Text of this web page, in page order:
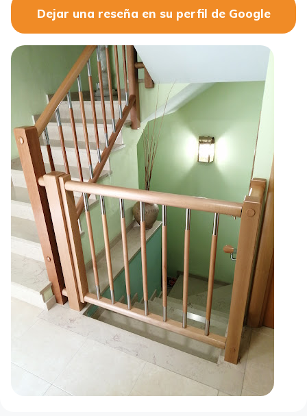
Dejar una reseña en su perfil de Google